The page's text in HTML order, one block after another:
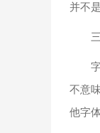
并不
三
字体
不意
他字